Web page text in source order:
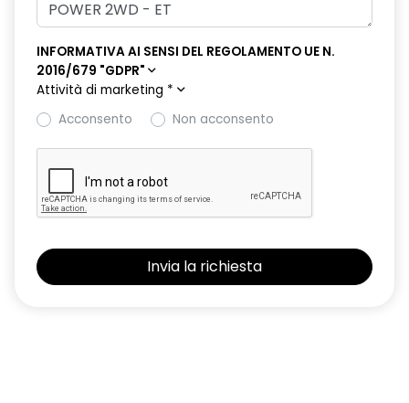
INFORMATIVA AI SENSI DEL REGOLAMENTO UE N.
2016/679 "GDPR"
Attività di marketing *
Acconsento
Non acconsento